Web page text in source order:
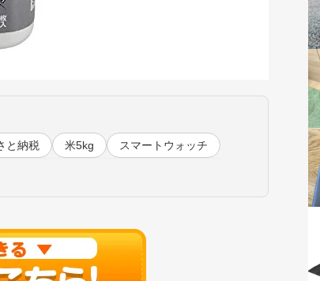
と納税 米5kg スマートウォッチ